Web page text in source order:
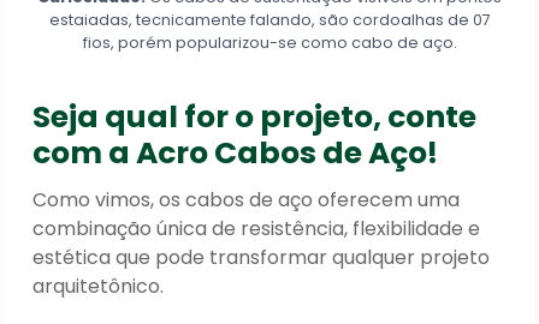
estaiadas, tecnicamente falando, são cordoalhas de 07
fios, porém popularizou-se como cabo de aço.
Seja qual for o projeto, conte
com a Acro Cabos de Aço!
Como vimos, os cabos de aço oferecem uma
combinação única de resistência, flexibilidade e
estética que pode transformar qualquer projeto
arquitetônico.